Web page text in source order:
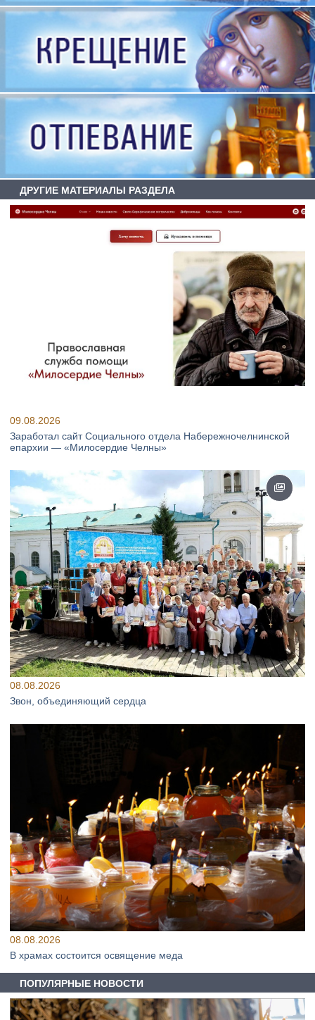
ДРУГИЕ МАТЕРИАЛЫ РАЗДЕЛА
09.08.2026
Заработал сайт Социального отдела Набережночелнинской
епархии — «Милосердие Челны»
08.08.2026
Звон, объединяющий сердца
08.08.2026
В храмах состоится освящение меда
ПОПУЛЯРНЫЕ НОВОСТИ